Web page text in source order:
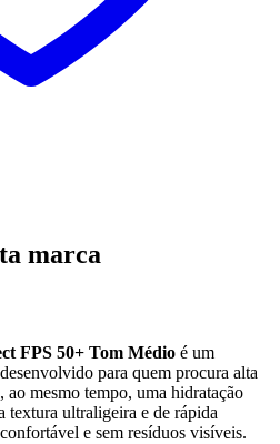
marca
FPS 50+ Tom Médio é um
para quem procura alta
mesmo tempo, uma hidratação
textura ultraligeira e de rápida
e sem resíduos visíveis.